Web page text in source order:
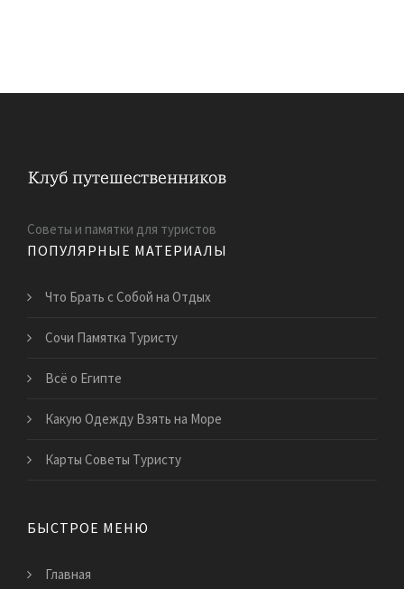
Советы и памятки для туристов
ПОПУЛЯРНЫЕ МАТЕРИАЛЫ
Что Брать с Собой на Отдых
Сочи Памятка Туристу
Всё о Египте
Какую Одежду Взять на Море
Карты Советы Туристу
БЫСТРОЕ МЕНЮ
Главная